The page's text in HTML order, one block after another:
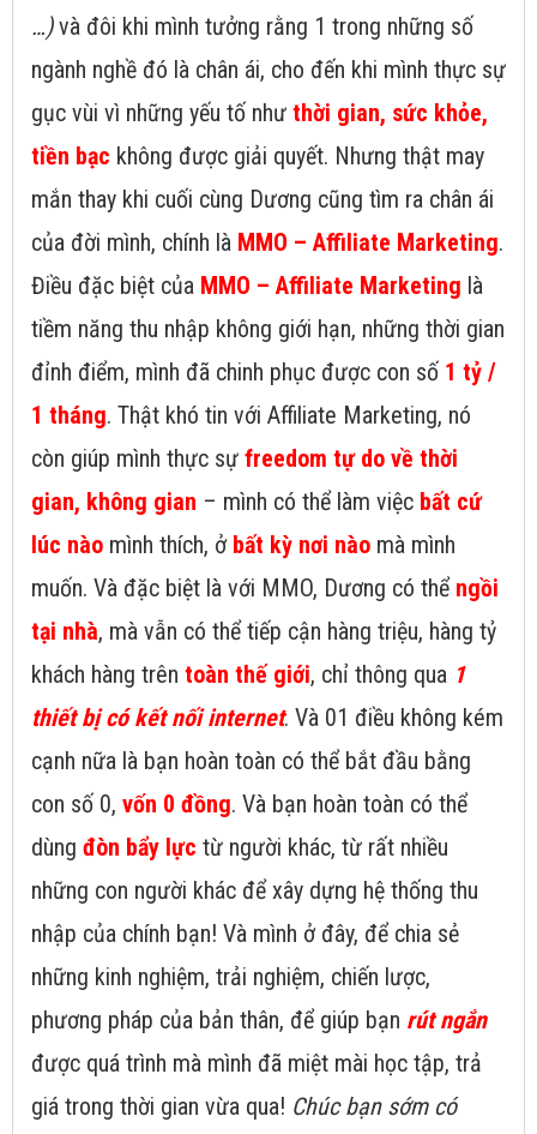
…)và đôi khi mình tưởng rằng 1 trong những số
ngành nghề đó là chân ái, cho đến khi mình thực sự
gục vùi vì những yếu tố như thời gian, sức khỏe,
tiền bạc không được giải quyết. Nhưng thật may
mắn thay khi cuối cùng Dương cũng tìm ra chân ái
của đời mình, chính là MMO – Affiliate Marketing.
Điều đặc biệt của MMO – Affiliate Marketing là
tiềm năng thu nhập không giới hạn, những thời gian
đỉnh điểm, mình đã chinh phục được con số 1 tỷ /
1 tháng. Thật khó tin với Affiliate Marketing, nó
còn giúp mình thực sự freedom tự do về thời
gian, không gian – mình có thể làm việc bất cứ
lúc nào mình thích, ở bất kỳ nơi nào mà mình
muốn. Và đặc biệt là với MMO, Dương có thể ngồi
tại nhà, mà vẫn có thể tiếp cận hàng triệu, hàng tỷ
khách hàng trên toàn thế giới, chỉ thông qua 1
thiết bị có kết nối internet. Và 01 điều không kém
cạnh nữa là bạn hoàn toàn có thể bắt đầu bằng
con số 0, vốn 0 đồng. Và bạn hoàn toàn có thể
dùng đòn bẩy lực từ người khác, từ rất nhiều
những con người khác để xây dựng hệ thống thu
nhập của chính bạn! Và mình ở đây, để chia sẻ
những kinh nghiệm, trải nghiệm, chiến lược,
phương pháp của bản thân, để giúp bạn rút ngắn
được quá trình mà mình đã miệt mài học tập, trả
giá trong thời gian vừa qua! Chúc bạn sớm có